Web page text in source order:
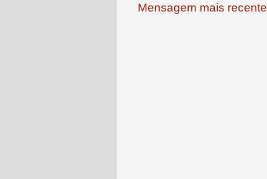
Mensagem mais recente